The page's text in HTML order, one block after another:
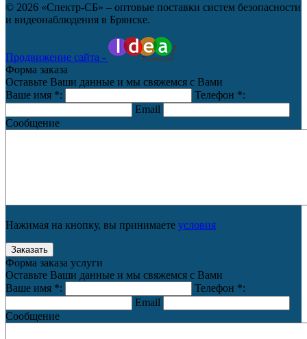
© 2026 «Спектр-СБ» – оптовые поставки систем безопасности
и видеонаблюдения в Брянске.
Продвижение сайта -
Форма заказа
Оставьте Ваши данные и мы свяжемся с Вами
Ваше имя *: Телефон *:
Email
Сообщение
Нажимая на кнопку, вы принимаете условия
Форма заказа услуги
Оставьте Ваши данные и мы свяжемся с Вами
Ваше имя *: Телефон *:
Email
Сообщение